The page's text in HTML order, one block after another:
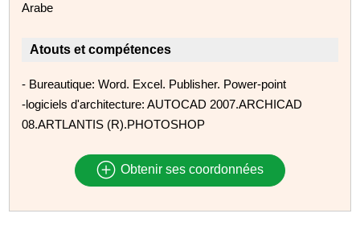
Arabe
Atouts et compétences
- Bureautique: Word. Excel. Publisher. Power-point
-logiciels d'architecture: AUTOCAD 2007.ARCHICAD
08.ARTLANTIS (R).PHOTOSHOP
Obtenir ses coordonnées